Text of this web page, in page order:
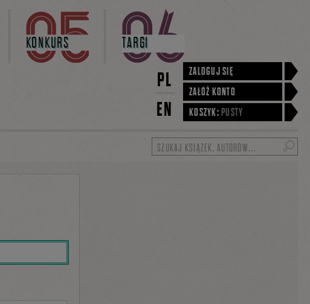
KONKURS TARGI
PL
EN
ZALOGUJ SIĘ
ZAŁÓŻ KONTO
KOSZYK: PUSTY